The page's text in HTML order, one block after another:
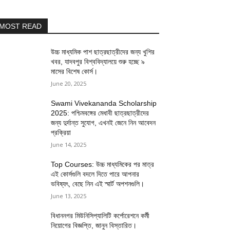
MOST READ
উচ্চ মাধ্যমিক পাশ ছাত্রছাত্রীদের জন্য খুশির
খবর, যাদবপুর বিশ্ববিদ্যালয়ে শুরু হচ্ছে ৯
মাসের বিশেষ কোর্স।
June 20, 2025
Swami Vivekananda Scholarship
2025: পশ্চিমবঙ্গের মেধাবী ছাত্রছাত্রীদের
জন্য দুর্দান্ত সুযোগ, এখনই জেনে নিন আবেদন
প্রক্রিয়া
June 14, 2025
Top Courses: উচ্চ মাধ্যমিকের পর মাত্র
এই কোর্সগুলি বদলে দিতে পারে আপনার
ভবিষ্যৎ, বেছে নিন এই স্মার্ট অপশনগুলি।
June 13, 2025
বিধাননগর মিউনিসিপ্যালিটি কর্পোরেশনে কর্মী
নিয়োগের বিজ্ঞপ্তি, জানুন বিস্তারিত।